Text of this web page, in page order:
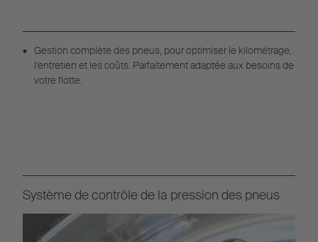
Gestion complète des pneus, pour optimiser le kilométrage,
l'entretien et les coûts. Parfaitement adaptée aux besoins de
votre flotte.
Système de contrôle de la pression des pneus